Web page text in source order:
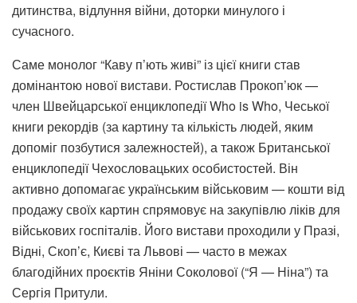
дитинства, відлуння війни, доторки минулого і
сучасного.
Саме монолог “Каву п’ють живі” із цієї книги став
домінантою нової вистави. Ростислав Прокоп’юк —
член Швейцарської енциклопедії Who is Who, Чеської
книги рекордів (за картину та кількість людей, яким
допоміг позбутися залежностей), а також Британської
енциклопедії Чехословацьких особистостей. Він
активно допомагає українським військовим — кошти від
продажу своїх картин спрямовує на закупівлю ліків для
військових госпіталів. Його вистави проходили у Празі,
Відні, Скоп’є, Києві та Львові — часто в межах
благодійних проєктів Яніни Соколової (“Я — Ніна”) та
Сергія Притули.